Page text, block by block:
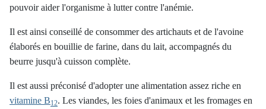
pouvoir aider l'organisme à lutter contre l'anémie.
Il est ainsi conseillé de consommer des artichauts et de l'avoine
élaborés en bouillie de farine, dans du lait, accompagnés du
beurre jusqu'à cuisson complète.
Il est aussi préconisé d'adopter une alimentation assez riche en
vitamine B12. Les viandes, les foies d'animaux et les fromages en